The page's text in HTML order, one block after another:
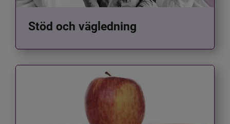
Stöd och vägledning